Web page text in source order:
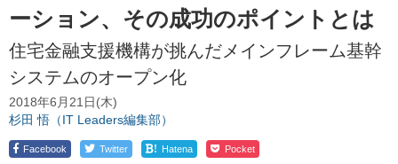
ーション、その成功のポイントとは
住宅金融支援機構が挑んだメインフレーム基幹
システムのオープン化
2018年6月21日(木)
杉田 悟（IT Leaders編集部）
Facebook Twitter ! Hatena Pocket